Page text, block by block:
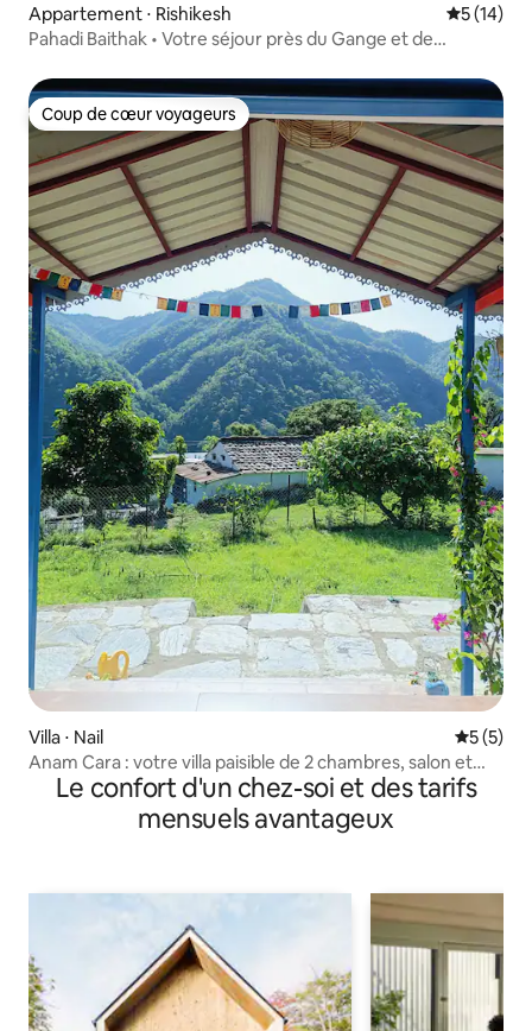
Appartement ⋅ Rishikesh
5 (14)
Pahadi Baithak • Votre séjour près du Gange et de
Coup de cœur voyageurs
Coup de cœur voyageurs
Villa ⋅ Nail
5 (5)
Anam Cara : votre villa paisible de 2 chambres, salon et
cuisine avec vue sur la montagne
Le confort d'un chez-soi et des tarifs
mensuels avantageux